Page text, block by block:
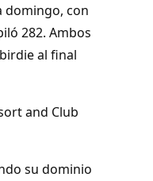
domingo, con
282. Ambos
al final
and Club
su dominio